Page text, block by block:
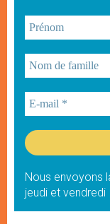
Nous envoyons
jeudi et vendredi